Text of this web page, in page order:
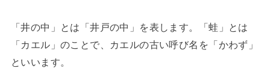
「井の中」とは「井戸の中」を表します。「蛙」とは
「カエル」のことで、カエルの古い呼び名を「かわず」
といいます。